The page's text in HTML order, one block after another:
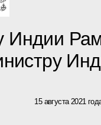
Индии
15 августа 2021